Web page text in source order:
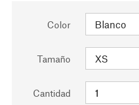
Color
Tamaño
Cantidad